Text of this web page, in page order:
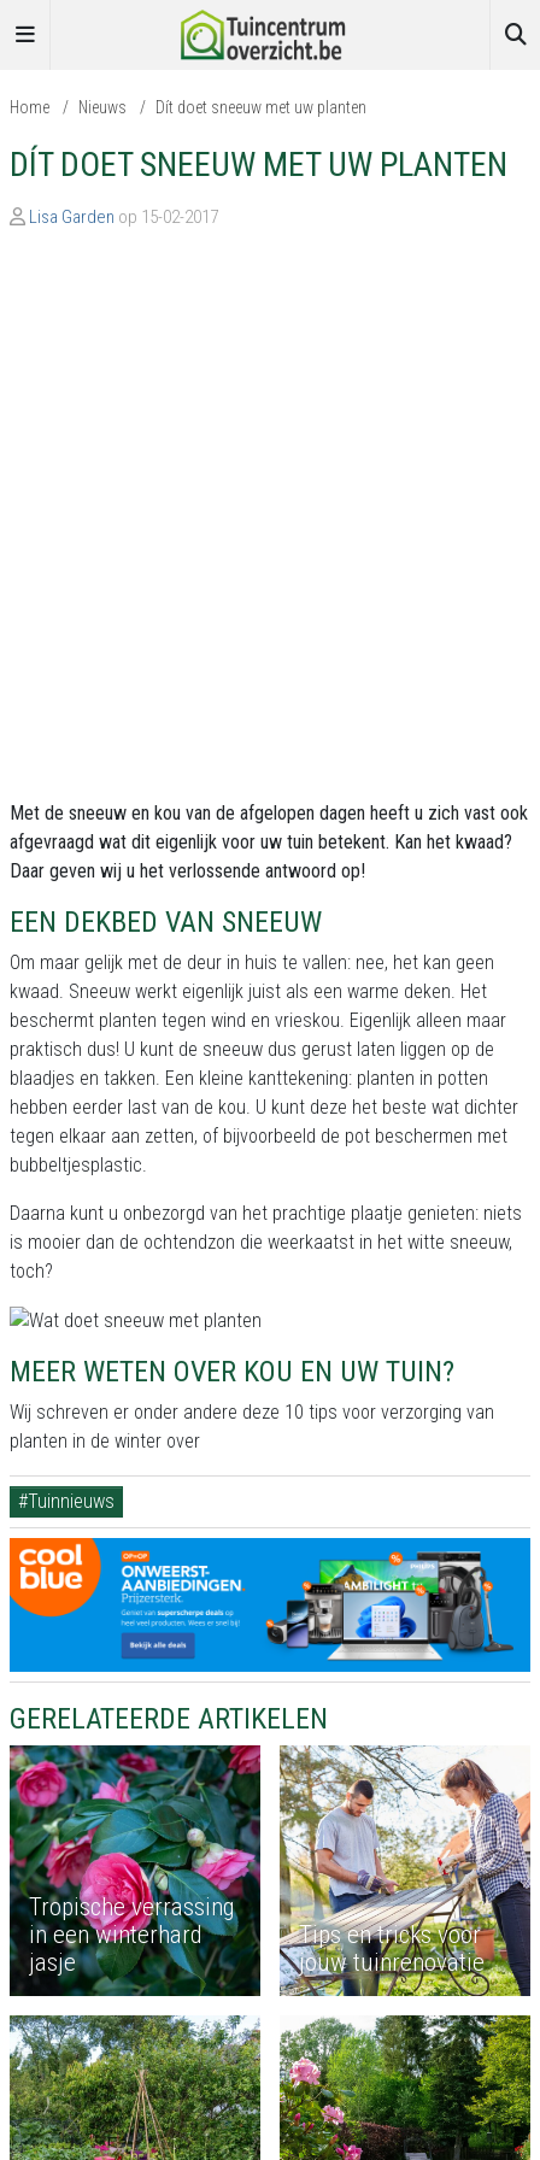
Home / Nieuws / Dít doet sneeuw met uw planten
DÍT DOET SNEEUW MET UW PLANTEN
Lisa Garden op 15-02-2017
Met de sneeuw en kou van de afgelopen dagen heeft u zich vast ook
afgevraagd wat dit eigenlijk voor uw tuin betekent. Kan het kwaad?
Daar geven wij u het verlossende antwoord op!
EEN DEKBED VAN SNEEUW
Om maar gelijk met de deur in huis te vallen: nee, het kan geen
kwaad. Sneeuw werkt eigenlijk juist als een warme deken. Het
beschermt planten tegen wind en vrieskou. Eigenlijk alleen maar
praktisch dus! U kunt de sneeuw dus gerust laten liggen op de
blaadjes en takken. Een kleine kanttekening: planten in potten
hebben eerder last van de kou. U kunt deze het beste wat dichter
tegen elkaar aan zetten, of bijvoorbeeld de pot beschermen met
bubbeltjesplastic.
Daarna kunt u onbezorgd van het prachtige plaatje genieten: niets
is mooier dan de ochtendzon die weerkaatst in het witte sneeuw,
toch?
MEER WETEN OVER KOU EN UW TUIN?
Wij schreven er onder andere deze 10 tips voor verzorging van
planten in de winter over
#Tuinnieuws
GERELATEERDE ARTIKELEN
Tropische verrassing
in een winterhard
jasje
Tips en tricks voor
jouw tuinrenovatie